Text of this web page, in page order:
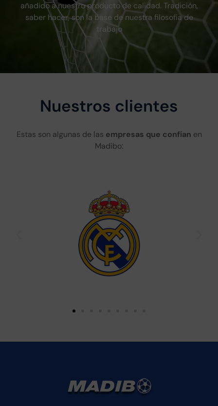
añadido a nuestro producto de calidad. Tradición,
saber hacer, son la base de nuestra filosofía de
trabajo
Nuestros clientes
Estas son algunas de las empresas que confían en
Madibo: